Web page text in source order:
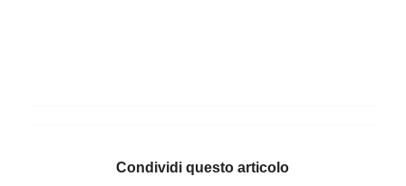
Condividi questo articolo